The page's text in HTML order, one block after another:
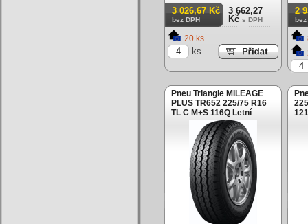
121R Letní
3 026,67 Kč
bez DPH
3 662,27
Kč s DPH
20 ks
ks
2
bez
Pneu Triangle MILEAGE
PLUS TR652 225/75 R16
TL C M+S 116Q Letní